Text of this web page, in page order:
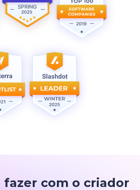
fazer com o criador